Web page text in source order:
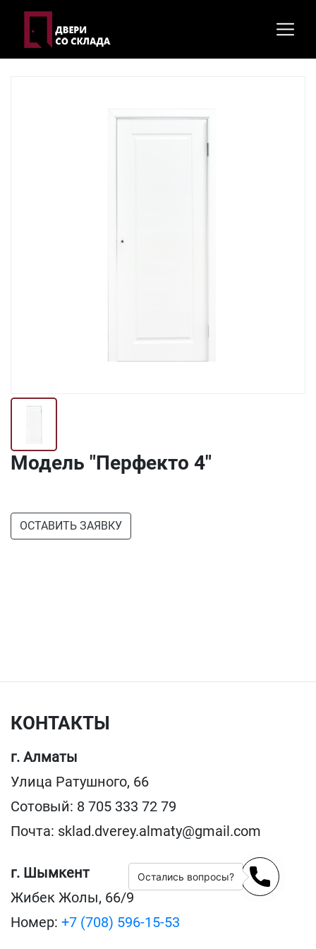
Модель "Перфекто 4"
ОСТАВИТЬ ЗАЯВКУ
КОНТАКТЫ
г. Алматы
Улица Ратушного, 66
Сотовый: 8 705 333 72 79
Почта: sklad.dverey.almaty@gmail.com
г. Шымкент
Жибек Жолы, 66/9
Номер: +7 (708) 596-15-53
Остались вопросы?